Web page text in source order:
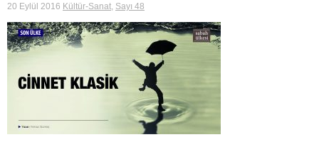
20 Eylül 2016 Kültür-Sanat, Sayı 48